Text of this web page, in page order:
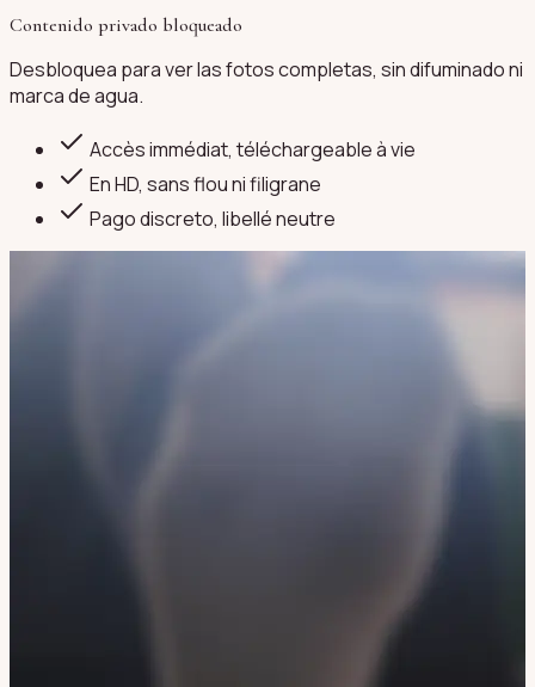
Contenido privado bloqueado
Desbloquea para ver las fotos completas, sin difuminado ni
marca de agua.
Accès immédiat, téléchargeable à vie
En HD, sans flou ni filigrane
Pago discreto, libellé neutre